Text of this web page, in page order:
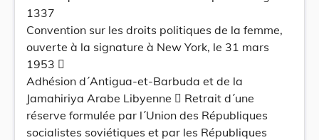
1337
Convention sur les droits politiques de la femme,
ouverte à la signature à New York, le 31 mars
1953 
Adhésion d´Antigua-et-Barbuda et de la
Jamahiriya Arabe Libyenne  Retrait d´une
réserve formulée par l´Union des Républiques
socialistes soviétiques et par les Républiques